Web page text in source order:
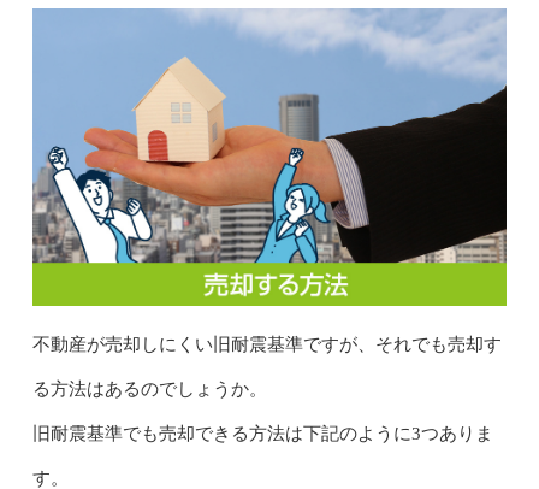
不動産が売却しにくい旧耐震基準ですが、それでも売却す
る方法はあるのでしょうか。
旧耐震基準でも売却できる方法は下記のように3つありま
す。